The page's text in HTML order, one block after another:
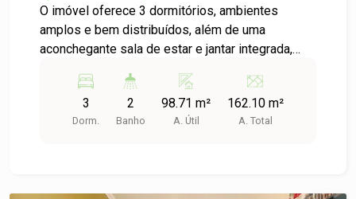
O imóvel oferece 3 dormitórios, ambientes
amplos e bem distribuídos, além de uma
aconchegante sala de estar e jantar integrada,
ainda com sacada, cozinha funcional, área de
serviço e 2 banheiros sociais, proporcionando
mais comodidade para toda a família. O
3
Dorm.
2
Banho
98.71 m²
A. Útil
162.10 m²
A. Total